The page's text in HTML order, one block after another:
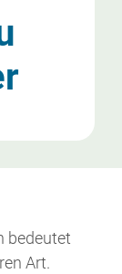
bedeutet
Art.